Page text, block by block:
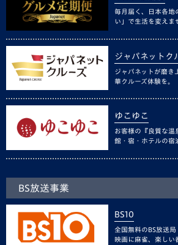
毎月届く、日本各地
い」で生活を変えま
ジャパネットク
ジャパネットが磨き
華クルーズ体験を。
ゆこゆこ
お客様の『良質な温
館・宿・ホテルの宿
BS放送事業
BS10
全国無料のBS放送
映画に麻雀、楽しい